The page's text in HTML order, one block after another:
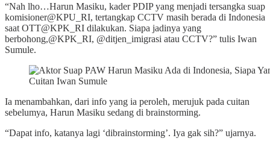
“Nah lho…Harun Masiku, kader PDIP yang menjadi tersangka suap
komisioner@KPU_RI, tertangkap CCTV masih berada di Indonesia
saat OTT@KPK_RI dilakukan. Siapa jadinya yang
berbohong,@KPK_RI, @ditjen_imigrasi atau CCTV?” tulis Iwan
Sumule.
Cuitan Iwan Sumule
Ia menambahkan, dari info yang ia peroleh, merujuk pada cuitan
sebelumya, Harun Masiku sedang di brainstorming.
“Dapat info, katanya lagi ‘dibrainstorming’. Iya gak sih?” ujarnya.